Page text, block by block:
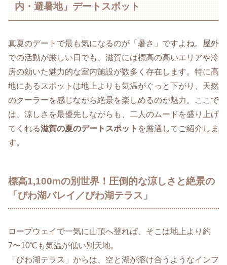
内・避暑地」デートスポット
真夏のデートで最も気になるのが「暑さ」ですよね。屋外
での活動が厳しい日でも、滋賀には標高の高いエリアや冷
房の効いた魅力的な室内施設が数多く存在します。特に高
地にあるスポットは地上よりも気温がぐっと下がり、天然
のクーラーを感じながら絶景を楽しめるのが魅力。ここで
は、涼しさを最優先しながらも、二人のムードを盛り上げ
てくれる滋賀の夏のデートスポット を厳選してご紹介しま
す。
標高1,100mの別世界！圧倒的な涼しさと絶景の
「びわ湖バレイ／びわ湖テラス」
ロープウェイで一気に山頂へ登れば、そこは地上より約
7〜10℃も気温が低い別天地。
「びわ湖テラス」からは、空と湖が溶け合うようなインフ